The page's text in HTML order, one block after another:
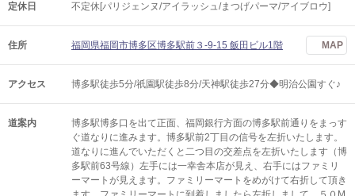
定休日 不定休[パリジェンヌ/アイラッシュ/まつげパーマ/アイブロウ]
住所 福岡県福岡市博多区博多駅前３-9-15 飯田ビル1階 MAP
アクセス 博多駅徒歩5分/祇園駅徒歩8分/天神駅徒歩27分◆明治公園すぐ♪
道案内
博多駅博多口を出て正面、福岡銀行方面の博多駅前通りをまっす
ぐ道なりに進みます。博多駅前2丁目の信号を左折いたします。
道なりに進んでいただくと二つ目の交差点を左折いたします（博
多駅前63号線）左手には一幸舎本店が見え、右手にはファミリ
ーマートが見えます。ファミリーマートをめがけて右折して頂き